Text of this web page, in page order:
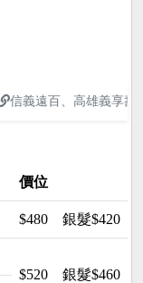
信義遠百、高雄義享壽
價位
$480 銀髮$420
$520
銀髮$460